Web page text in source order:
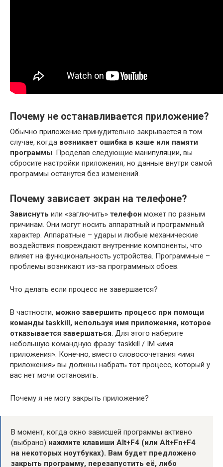
Почему не останавливается приложение?
Обычно приложение принудительно закрывается в том
случае, когда возникает ошибка в кэше или памяти
программы. Проделав следующие манипуляции, вы
сбросите настройки приложения, но данные внутри самой
программы останутся без изменений.
Почему зависает экран на телефоне?
Зависнуть или «заглючить» телефон может по разным
причинам. Они могут носить аппаратный и программный
характер. Аппаратные – удары и любые механические
воздействия повреждают внутренние компоненты, что
влияет на функциональность устройства. Программные –
проблемы возникают из-за программных сбоев.
Что делать если процесс не завершается?
В частности, можно завершить процесс при помощи
команды taskkill, используя имя приложения, которое
отказывается завершаться. Для этого наберите
небольшую командную фразу: taskkill / IM «имя
приложения». Конечно, вместо словосочетания «имя
приложения» вы должны набрать тот процесс, который у
вас нет мочи остановить.
Почему я не могу закрыть приложение?
В момент, когда окно зависшей программы активно
(выбрано) нажмите клавиши Alt+F4 (или Alt+Fn+F4
на некоторых ноутбуках). Вам будет предложено
закрыть программу, перезапустить её, либо